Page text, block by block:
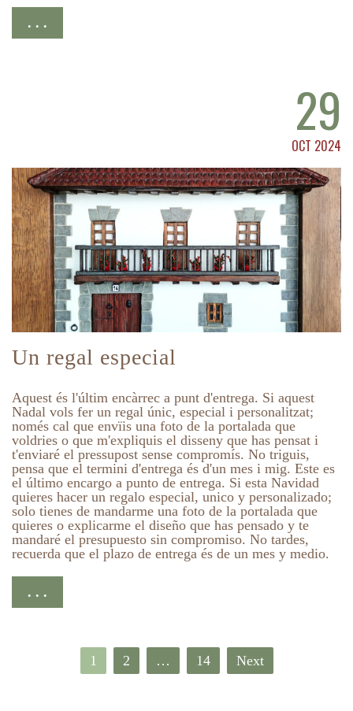
. . .
29
OCT 2024
Un regal especial
Aquest és l'últim encàrrec a punt d'entrega. Si aquest
Nadal vols fer un regal únic, especial i personalitzat;
només cal que envïis una foto de la portalada que
voldries o que m'expliquis el disseny que has pensat i
t'enviaré el pressupost sense compromís. No triguis,
pensa que el termini d'entrega és d'un mes i mig. Este es
el último encargo a punto de entrega. Si esta Navidad
quieres hacer un regalo especial, unico y personalizado;
solo tienes de mandarme una foto de la portalada que
quieres o explicarme el diseño que has pensado y te
mandaré el presupuesto sin compromiso. No tardes,
recuerda que el plazo de entrega és de un mes y medio.
. . .
Navegación
1 2 … 14 Next